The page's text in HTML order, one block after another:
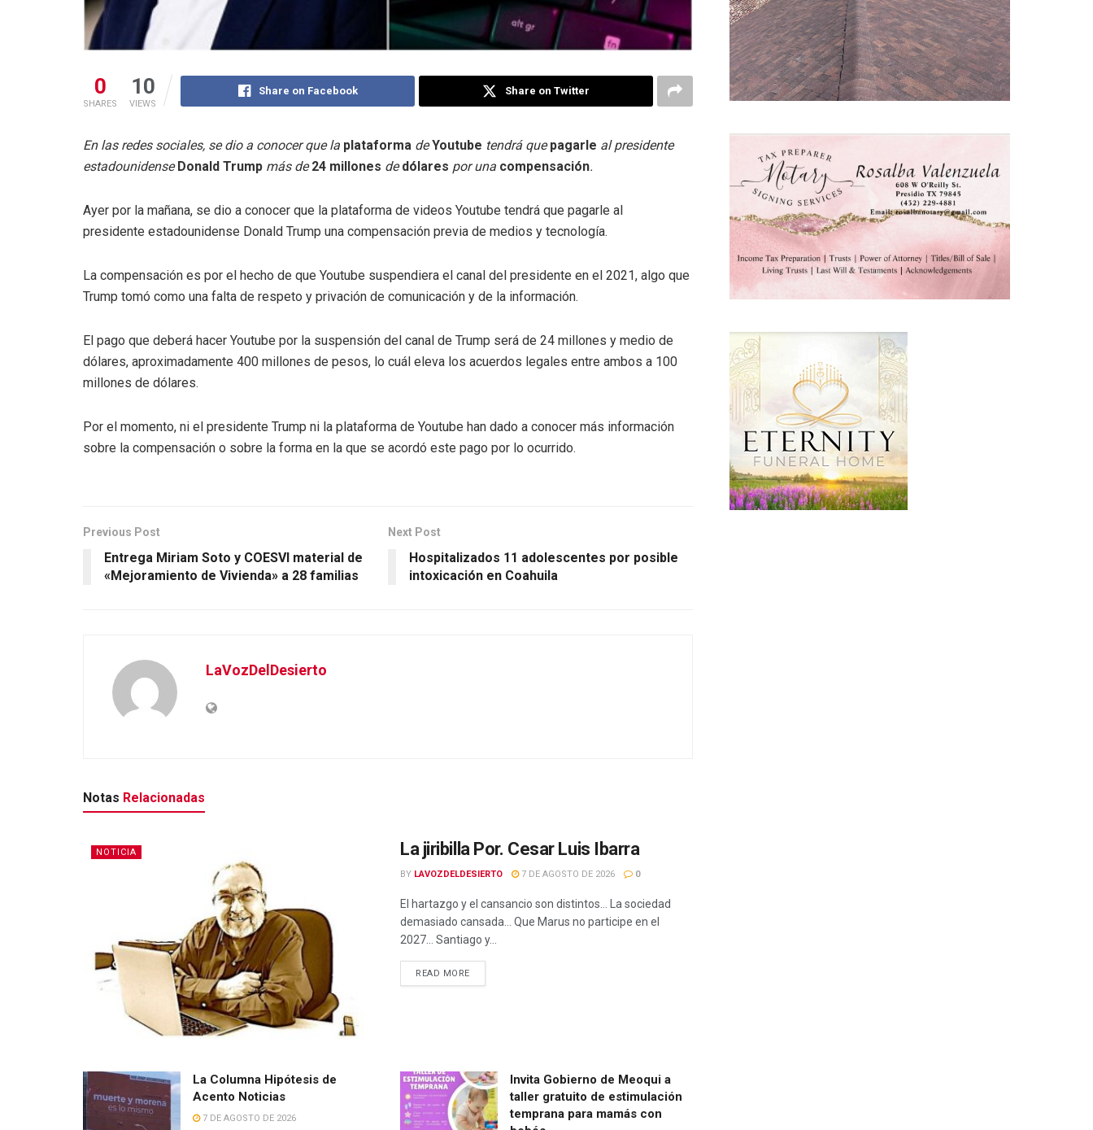
0
SHARES
10
VIEWS
Share on Facebook Share on Twitter
En las redes sociales, se dio a conocer que la plataforma deYoutube tendrá quepagarle al presidente
estadounidense Donald Trump más de24 millones dedólares por una compensación.
Ayer por la mañana, se dio a conocer que la plataforma de videos Youtube tendrá que pagarle al
presidente estadounidense Donald Trump una compensación previa de medios y tecnología.
La compensación es por el hecho de que Youtube suspendiera el canal del presidente en el 2021, algo que
Trump tomó como una falta de respeto y privación de comunicación y de la información.
El pago que deberá hacer Youtube por la suspensión del canal de Trump será de 24 millones y medio de
dólares, aproximadamente 400 millones de pesos, lo cuál eleva los acuerdos legales entre ambos a 100
millones de dólares.
Por el momento, ni el presidente Trump ni la plataforma de Youtube han dado a conocer más información
sobre la compensación o sobre la forma en la que se acordó este pago por lo ocurrido.
Previous Post
Entrega Miriam Soto y COESVI material de
«Mejoramiento de Vivienda» a 28 familias
Next Post
Hospitalizados 11 adolescentes por posible
intoxicación en Coahuila
LaVozDelDesierto
Notas Relacionadas
NOTICIA La jiribilla Por. Cesar Luis Ibarra
BY LAVOZDELDESIERTO 7 DE AGOSTO DE 2026 0
El hartazgo y el cansancio son distintos… La sociedad
demasiado cansada… Que Marus no participe en el
2027… Santiago y...
READ MORE
La Columna Hipótesis de
Acento Noticias
7 DE AGOSTO DE 2026
Invita Gobierno de Meoqui a
taller gratuito de estimulación
temprana para mamás con